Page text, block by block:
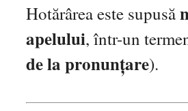
Hotărârea este supusă
apelului, într-un
de la pronunțare).